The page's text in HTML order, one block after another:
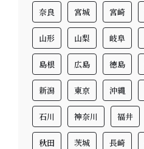
奈良 宮城 宮崎
山形 山梨 岐阜
島根 広島 徳島
新潟 東京 沖縄
石川 神奈川 福井
秋田 茨城 長崎